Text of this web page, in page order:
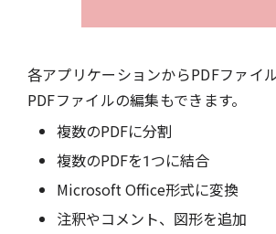
各アプリケーションからPDFファイ
PDFファイルの編集もできます。
複数のPDFに分割
複数のPDFを1つに結合
Microsoft Office形式に変換
注釈やコメント、図形を追加